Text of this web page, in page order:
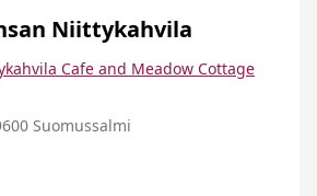
Niittykahvila
Cafe and Meadow Cottage
Suomussalmi